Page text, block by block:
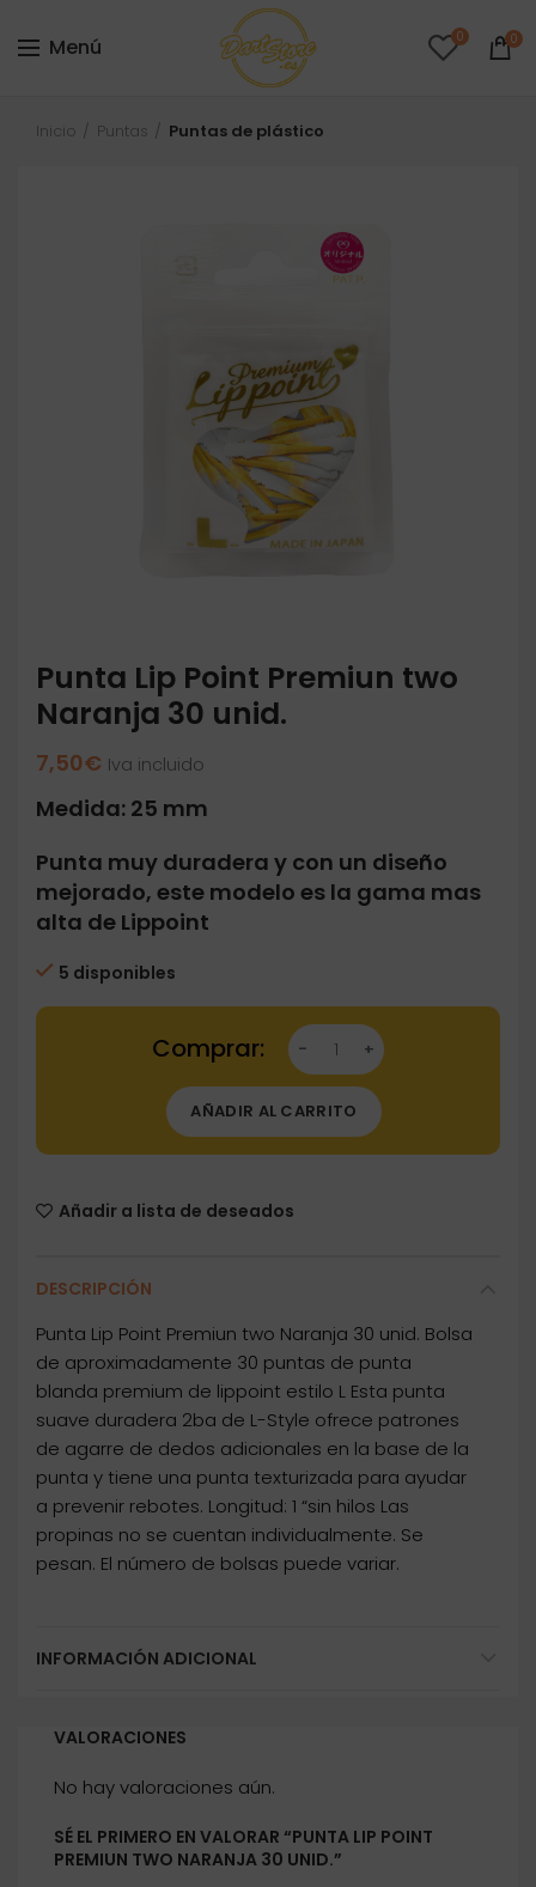
Menú 0 0
Inicio Puntas Puntas de plástico
Punta Lip Point Premiun two
Naranja 30 unid.
7,50€ Iva incluido
Medida: 25 mm
Punta muy duradera y con un diseño
mejorado, este modelo es la gama mas
alta de Lippoint
5 disponibles
Punta Lip Point Premiun two Naranja 30 unid.
AÑADIR AL CARRITO
Añadir a lista de deseados
DESCRIPCIÓN
Punta Lip Point Premiun two Naranja 30 unid. Bolsa
de aproximadamente 30 puntas de punta
blanda premium de lippoint estilo L Esta punta
suave duradera 2ba de L-Style ofrece patrones
de agarre de dedos adicionales en la base de la
punta y tiene una punta texturizada para ayudar
a prevenir rebotes. Longitud: 1 “sin hilos Las
propinas no se cuentan individualmente. Se
pesan. El número de bolsas puede variar.
INFORMACIÓN ADICIONAL
VALORACIONES
No hay valoraciones aún.
SÉ EL PRIMERO EN VALORAR “PUNTA LIP POINT
PREMIUN TWO NARANJA 30 UNID.”